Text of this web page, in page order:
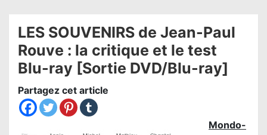
LES SOUVENIRS de Jean-Paul
Rouve : la critique et le test
Blu-ray [Sortie DVD/Blu-ray]
Partagez cet article
Mondo-